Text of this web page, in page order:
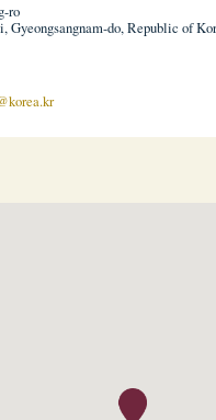
ro
Gyeongsangnam-do, Republic of